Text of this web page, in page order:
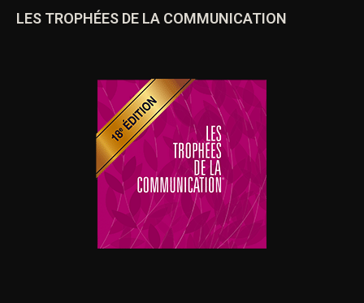
LES TROPHÉES DE LA COMMUNICATION